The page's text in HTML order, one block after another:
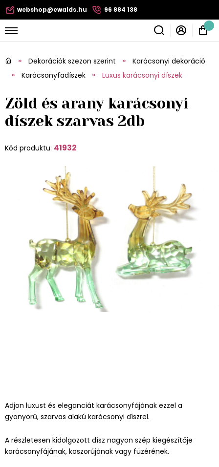
webshop@ewalds.hu 96 884 138
Dekorációk szezon szerint
Karácsonyi dekoráció
Karácsonyfadíszek
Luxus karácsonyi díszek
Zöld és arany karácsonyi
díszek szarvas 2db
Kód produktu: 41932
Adjon luxust és eleganciát karácsonyfájának ezzel a
gyönyörű, szarvas alakú karácsonyi díszrel.
A részletesen kidolgozott dísz nagyon szép kiegészítője
karácsonyfájának, koszorújának vagy füzérének.